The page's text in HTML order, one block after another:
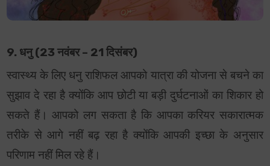
9. धनु (23 नवंबर – 21 दिसंबर)
स्वास्थ्य के लिए धनु राशिफल आपको यात्रा की योजना से बचने का
सुझाव दे रहा है क्योंकि आप छोटी या बड़ी दुर्घटनाओं का शिकार हो
सकते हैं। आपको लग सकता है कि आपका करियर सकारात्मक
तरीके से आगे नहीं बढ़ रहा है क्योंकि आपकी इच्छा के अनुसार
परिणाम नहीं मिल रहे हैं।